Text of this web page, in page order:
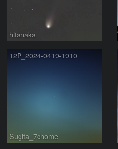
hltanaka
12P_2024-0419-1910
Sugita_7chome